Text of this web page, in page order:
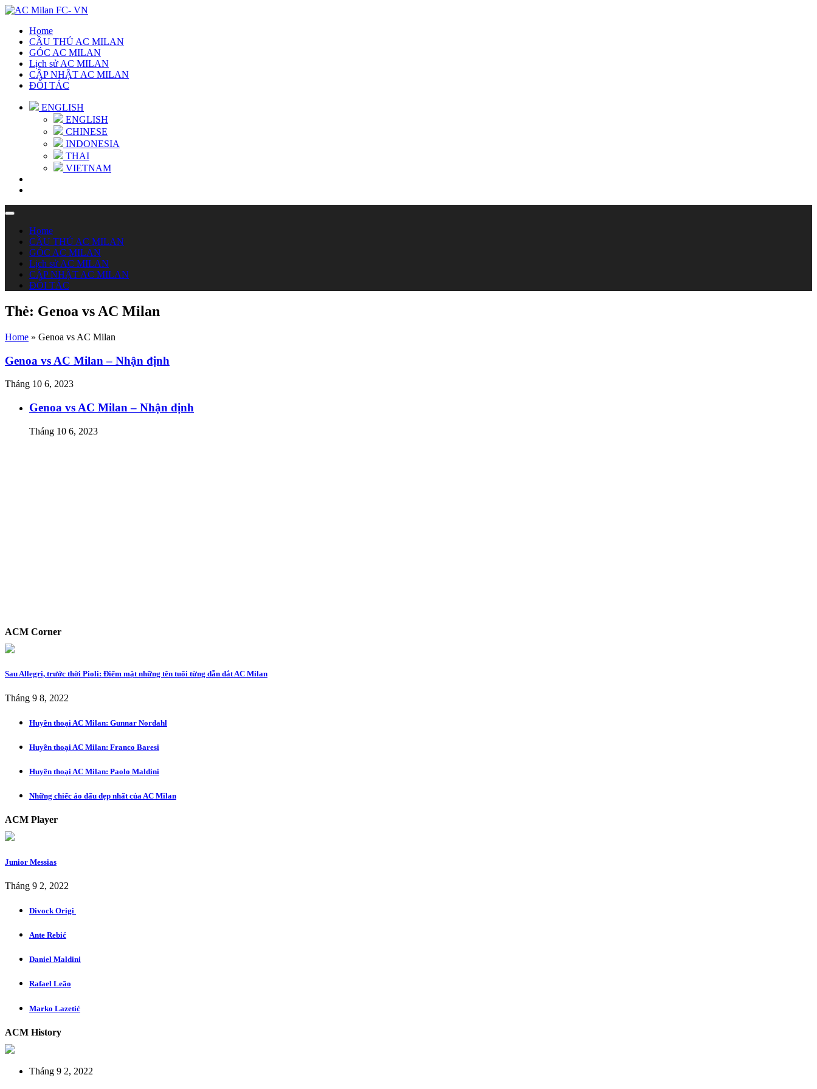
Home
CẦU THỦ AC MILAN
GÓC AC MILAN
Lịch sử AC MILAN
CẬP NHẬT AC MILAN
ĐỐI TÁC
ENGLISH
ENGLISH
CHINESE
INDONESIA
THAI
VIETNAM
Home
CẦU THỦ AC MILAN
GÓC AC MILAN
Lịch sử AC MILAN
CẬP NHẬT AC MILAN
ĐỐI TÁC
Thẻ: Genoa vs AC Milan
Home » Genoa vs AC Milan
Genoa vs AC Milan – Nhận định
Tháng 10 6, 2023
Genoa vs AC Milan – Nhận định
Tháng 10 6, 2023
ACM Corner
Sau Allegri, trước thời Pioli: Điểm mặt những tên tuổi từng dẫn dắt AC Milan
Tháng 9 8, 2022
Huyền thoại AC Milan: Gunnar Nordahl
Huyền thoại AC Milan: Franco Baresi
Huyền thoại AC Milan: Paolo Maldini
Những chiếc áo đấu đẹp nhất của AC Milan
ACM Player
Junior Messias
Tháng 9 2, 2022
Divock Origi
Ante Rebić
Daniel Maldini
Rafael Leão
Marko Lazetić
ACM History
Tháng 9 2, 2022